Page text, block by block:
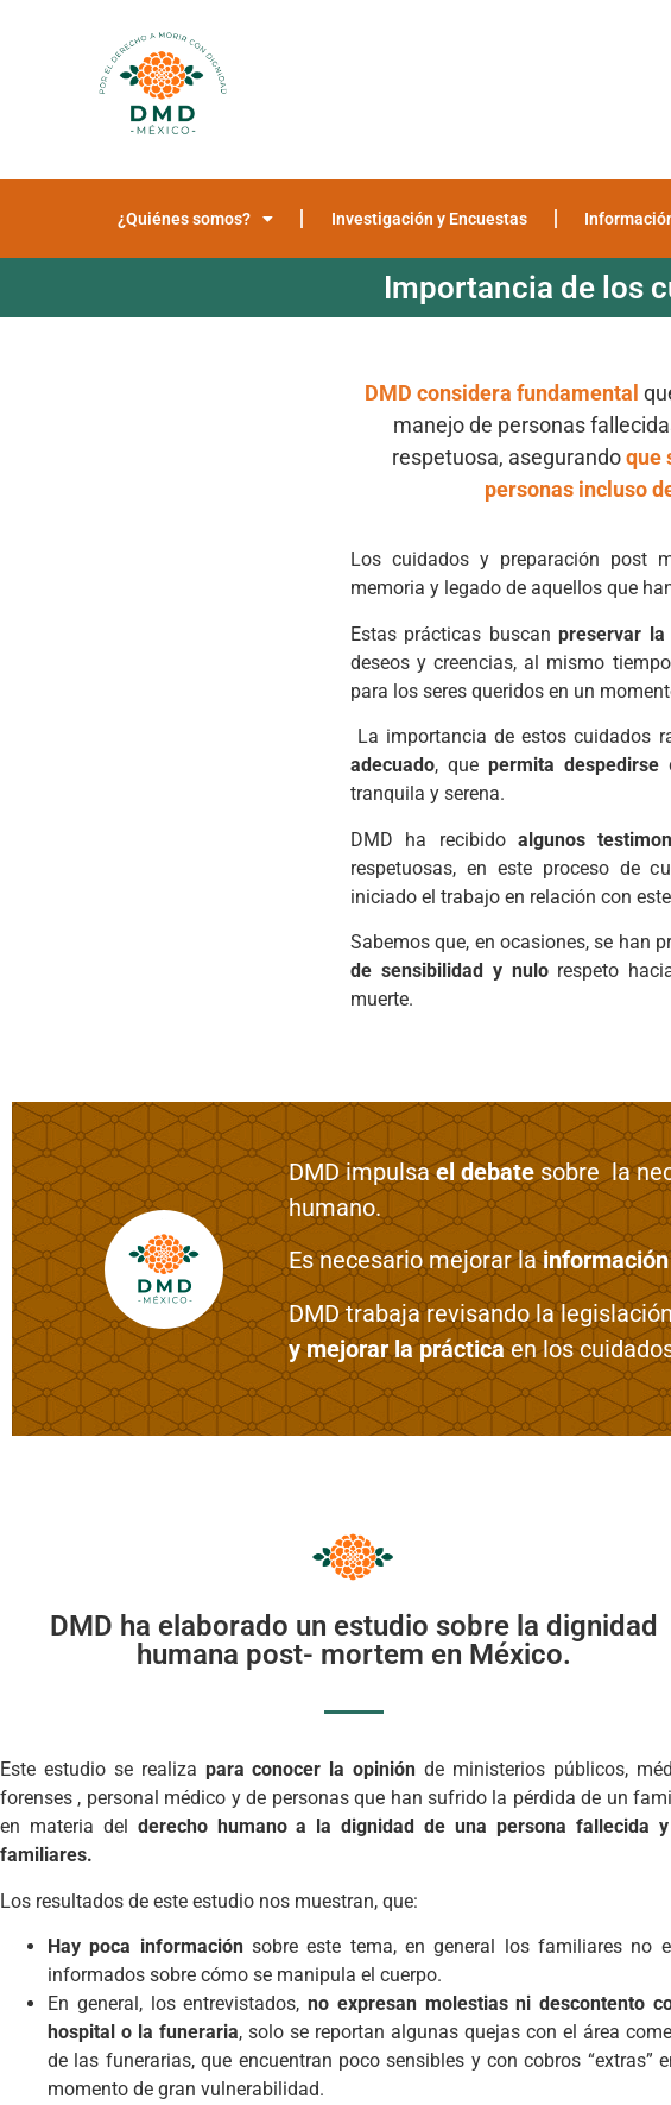
¿Quiénes somos? Investigación y Encuestas
Importancia de los
DMD considera fundamental
manejo de personas
respetuosa, asegurandoque
personas incluso
Los cuidados y preparación post
memoria y legado de aquellos que
Estas prácticas buscanpreservar
deseos y creencias, al mismo
para los seres queridos en un
La importancia de estos cuidados
adecuado, que permita despedirse
tranquila y serena.
DMD ha recibido algunos
respetuosas, en este proceso de
iniciado el trabajo en relación con
Sabemos que, en ocasiones, se han
de sensibilidad y nulorespeto
muerte.
DMD impulsael debatesobre la
humano.
Es necesario mejorar lainformación
DMD trabaja revisando la
y mejorar la prácticaen los
DMD ha elaborado un estudio sobre la dignidad
humana post- mortem en México.
Este estudio se realiza para conocer la opinión de ministerios públicos,
forenses , personal médico y de personas que han sufrido la pérdida de un
en materia del derecho humano a la dignidad de una persona fallecida
familiares.
Los resultados de este estudio nos muestran, que:
Hay poca informaciónsobre este tema, en general los familiares no
informados sobre cómo se manipula el cuerpo.
En general, los entrevistados,no expresan molestias ni descontento
hospital o la funeraria, solo se reportan algunas quejas con el área
de las funerarias, que encuentran poco sensibles y con cobros “extras”
momento de gran vulnerabilidad.